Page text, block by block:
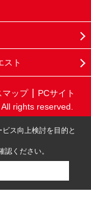
スト
マップ
PCサイト
rights reserved.
ス向上検討を目的と
認ください。